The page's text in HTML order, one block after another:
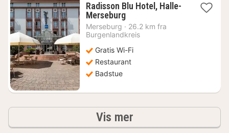
Radisson Blu Hotel, Halle-
Merseburg1
natt
fra
kr.
Merseburg · 26.2 km fra
Burgenlandkreis
Gratis Wi-Fi
Restaurant
Badstue
Vis merResultater